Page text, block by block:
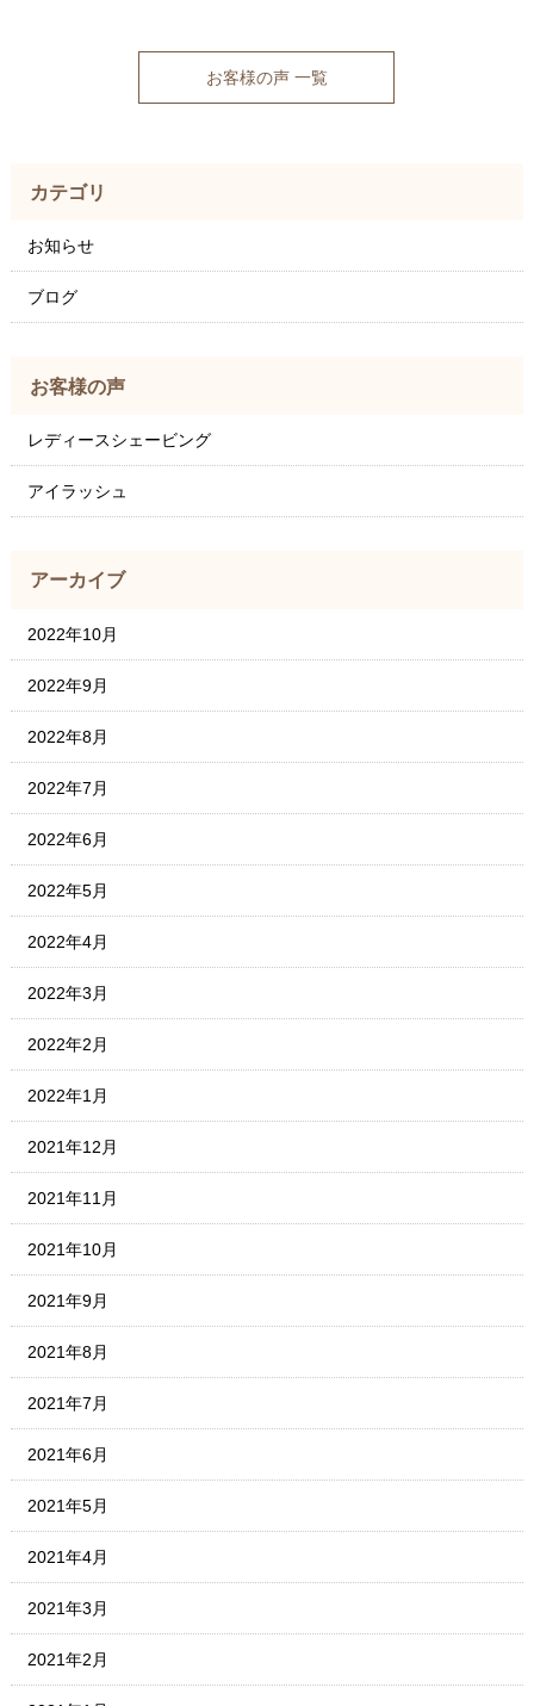
お客様の声 一覧
カテゴリ
お知らせ
ブログ
お客様の声
レディースシェービング
アイラッシュ
アーカイブ
2022年10月
2022年9月
2022年8月
2022年7月
2022年6月
2022年5月
2022年4月
2022年3月
2022年2月
2022年1月
2021年12月
2021年11月
2021年10月
2021年9月
2021年8月
2021年7月
2021年6月
2021年5月
2021年4月
2021年3月
2021年2月